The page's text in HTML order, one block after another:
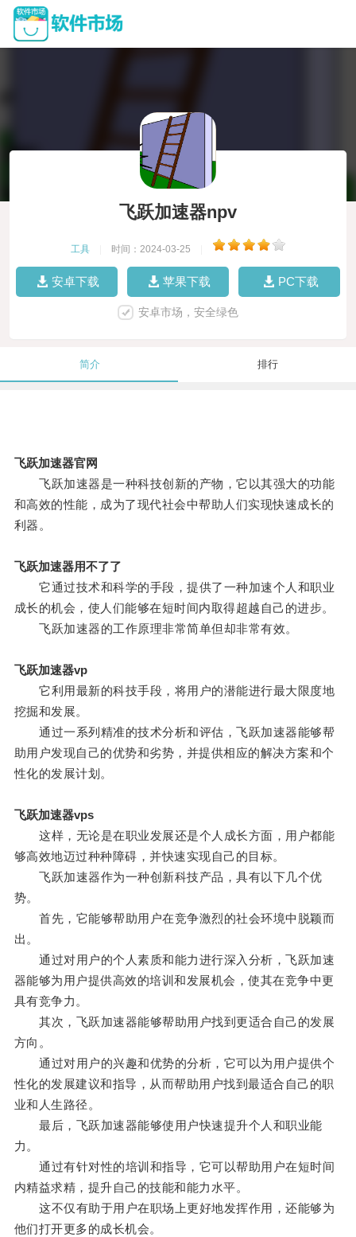
飞跃加速器npv
工具 时间：2024-03-25
安卓下载 苹果下载 PC下载
安卓市场，安全绿色
简介 排行
飞跃加速器官网
飞跃加速器是一种科技创新的产物，它以其强大的功能
和高效的性能，成为了现代社会中帮助人们实现快速成长的
利器。
飞跃加速器用不了了
它通过技术和科学的手段，提供了一种加速个人和职业
成长的机会，使人们能够在短时间内取得超越自己的进步。
飞跃加速器的工作原理非常简单但却非常有效。
飞跃加速器vp
它利用最新的科技手段，将用户的潜能进行最大限度地
挖掘和发展。
通过一系列精准的技术分析和评估，飞跃加速器能够帮
助用户发现自己的优势和劣势，并提供相应的解决方案和个
性化的发展计划。
飞跃加速器vps
这样，无论是在职业发展还是个人成长方面，用户都能
够高效地迈过种种障碍，并快速实现自己的目标。
飞跃加速器作为一种创新科技产品，具有以下几个优
势。
首先，它能够帮助用户在竞争激烈的社会环境中脱颖而
出。
通过对用户的个人素质和能力进行深入分析，飞跃加速
器能够为用户提供高效的培训和发展机会，使其在竞争中更
具有竞争力。
其次，飞跃加速器能够帮助用户找到更适合自己的发展
方向。
通过对用户的兴趣和优势的分析，它可以为用户提供个
性化的发展建议和指导，从而帮助用户找到最适合自己的职
业和人生路径。
最后，飞跃加速器能够使用户快速提升个人和职业能
力。
通过有针对性的培训和指导，它可以帮助用户在短时间
内精益求精，提升自己的技能和能力水平。
这不仅有助于用户在职场上更好地发挥作用，还能够为
他们打开更多的成长机会。